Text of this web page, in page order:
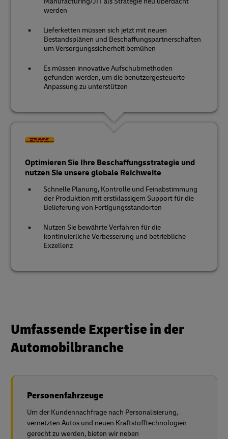
werden
Lieferketten müssen sich jetzt mit neuen
Bestandsplänen und Beschaffungspartnerschaften
um Versorgungssicherheit bemühen
Es müssen innovative Aufschubmethoden
gefunden werden, um die benutzergesteuerte
Anpassung zu unterstützen
Optimieren Sie Ihre Beschaffungsstrategie und
nutzen Sie unsere globale Reichweite
Schnelle Planung, Kontrolle und Feinabstimmung
der Produktion mit erstklassigem Support für die
Belieferung von Fertigungsstandorten
Nutzen Sie bewährte Verfahren für die
kontinuierliche Verbesserung und betriebliche
Exzellenz
Umfassende Expertise in der
Automobilbranche
Personenfahrzeuge
Um der Kundennachfrage nach Personalisierung,
vernetzten Autos und neuen Kraftstofftechnologien
gerecht zu werden, bieten wir neben